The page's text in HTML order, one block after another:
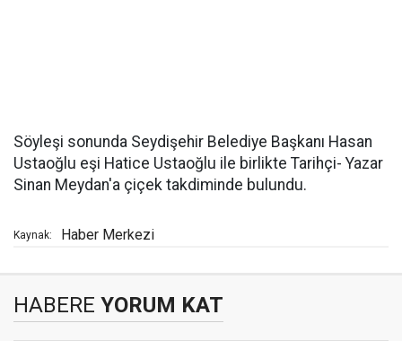
Söyleşi sonunda Seydişehir Belediye Başkanı Hasan
Ustaoğlu eşi Hatice Ustaoğlu ile birlikte Tarihçi- Yazar
Sinan Meydan'a çiçek takdiminde bulundu.
Kaynak: Haber Merkezi
HABERE YORUM KAT